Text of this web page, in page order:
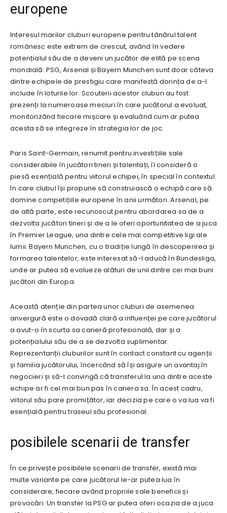
europene
Interesul marilor cluburi europene pentru tânărul talent
românesc este extrem de crescut, având în vedere
potențialul său de a deveni un jucător de elită pe scena
mondială. PSG, Arsenal și Bayern Munchen sunt doar câteva
dintre echipele de prestigiu care manifestă dorința de a-l
include în loturile lor. Scouterii acestor cluburi au fost
prezenți la numeroase meciuri în care jucătorul a evoluat,
monitorizând fiecare mișcare și evaluând cum ar putea
acesta să se integreze în strategia lor de joc.
Paris Saint-Germain, renumit pentru investițiile sale
considerabile în jucători tineri și talentați, îl consideră o
piesă esențială pentru viitorul echipei, în special în contextul
în care clubul își propune să construiască o echipă care să
domine competițiile europene în anii următori. Arsenal, pe
de altă parte, este recunoscut pentru abordarea sa de a
dezvolta jucători tineri și de a le oferi oportunitatea de a juca
în Premier League, una dintre cele mai competitive ligi ale
lumii. Bayern Munchen, cu o tradiție lungă în descoperirea și
formarea talentelor, este interesat să-l aducă în Bundesliga,
unde ar putea să evolueze alături de unii dintre cei mai buni
jucători din Europa.
Această atenție din partea unor cluburi de asemenea
anvergură este o dovadă clară a influenței pe care jucătorul
a avut-o în scurta sa carieră profesională, dar și a
potențialului său de a se dezvolta suplimentar.
Reprezentanții cluburilor sunt în contact constant cu agenții
și familia jucătorului, încercând să își asigure un avantaj în
negocieri și să-l convingă că transferul la una dintre aceste
echipe ar fi cel mai bun pas în cariera sa. În acest cadru,
viitorul său pare promițător, iar decizia pe care o va lua va fi
esențială pentru traseul său profesional.
posibilele scenarii de transfer
În ce privește posibilele scenarii de transfer, există mai
multe variante pe care jucătorul le-ar putea lua în
considerare, fiecare având propriile sale beneficii și
provocări. Un transfer la PSG ar putea oferi ocazia de a juca